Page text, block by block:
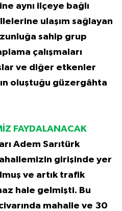
aynı ilçeye bağlı
ulaşım sağlayan
sahip grup
çalışmaları
ve diğer etkenler
oluştuğu güzergâhta
FAYDALANACAK
Adem Sarıtürk
girişinde yer
ve artık trafik
hale gelmişti. Bu
mahalle ve 30